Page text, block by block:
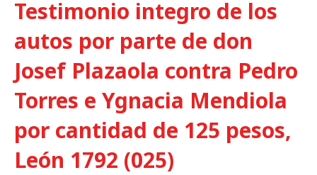
Testimonio integro de los
autos por parte de don
Josef Plazaola contra Pedro
Torres e Ygnacia Mendiola
por cantidad de 125 pesos,
León 1792 (025)